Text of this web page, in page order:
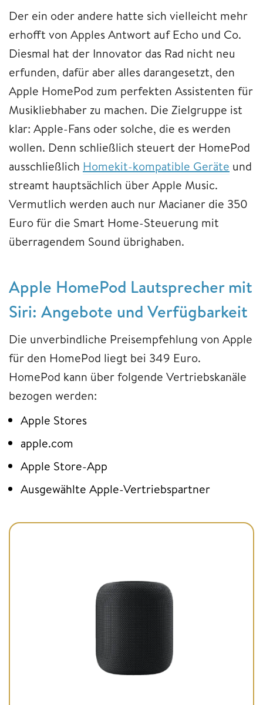
Der ein oder andere hatte sich vielleicht mehr
erhofft von Apples Antwort auf Echo und Co.
Diesmal hat der Innovator das Rad nicht neu
erfunden, dafür aber alles darangesetzt, den
Apple HomePod zum perfekten Assistenten für
Musikliebhaber zu machen. Die Zielgruppe ist
klar: Apple-Fans oder solche, die es werden
wollen. Denn schließlich steuert der HomePod
ausschließlich Homekit-kompatible Geräte und
streamt hauptsächlich über Apple Music.
Vermutlich werden auch nur Macianer die 350
Euro für die Smart Home-Steuerung mit
überragendem Sound übrighaben.
Apple HomePod Lautsprecher mit
Siri: Angebote und Verfügbarkeit
Die unverbindliche Preisempfehlung von Apple
für den HomePod liegt bei 349 Euro.
HomePod kann über folgende Vertriebskanäle
bezogen werden:
Apple Stores
apple.com
Apple Store-App
Ausgewählte Apple-Vertriebspartner